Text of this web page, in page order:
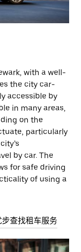
with a well-
the city car-
accessible by
in many areas,
on the
particularly
by car. The
for safe driving
of using a
查找租车服务